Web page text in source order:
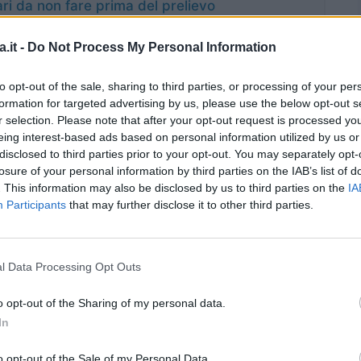
- Do Not Process My Personal Information
opt-out of the sale, sharing to third parties, or processing of your
for targeted advertising by us, please use the below opt-out
selection. Please note that after your opt-out request is processed
interest-based ads based on personal information utilized by us
to third parties prior to your opt-out. You may separately
of your personal information by third parties on the IAB’s list of
This information may also be disclosed by us to third parties on the
Participants that may further disclose it to other third parties.
Data Processing Opt Outs
opt-out of the Sharing of my personal data.
opt-out of the Sale of my Personal Data.
da non fare prima del prelievo
il problema,
purtroppo, può compromettere
Allora in che modo è possibile rimediare al
insieme la situazione e cerchiamo di
dei modi per
ad una buona attività fisica, che non deve
ma che possono fare del bene al nostro
detto.